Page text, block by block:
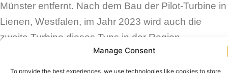
Manage Consent
To provide the best experiences, we use technologies like cookies to store
Münster entfernt. Nach dem Bau der Pilot-Turbine in
Lienen, Westfalen, im Jahr 2023 wird auch die
zweite Turbine dieses Typs in der Region
Münsterland errichtet.